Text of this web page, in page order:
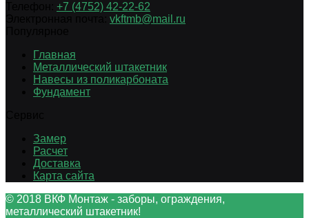
+7 (4752) 42-22-62
vkftmb@mail.ru
Главная
Металлический штакетник
Навесы из поликарбоната
Фундамент
Замер
Расчет
Доставка
Карта сайта
© 2018 ВКФ Монтаж - заборы, ограждения,
металлический штакетник!